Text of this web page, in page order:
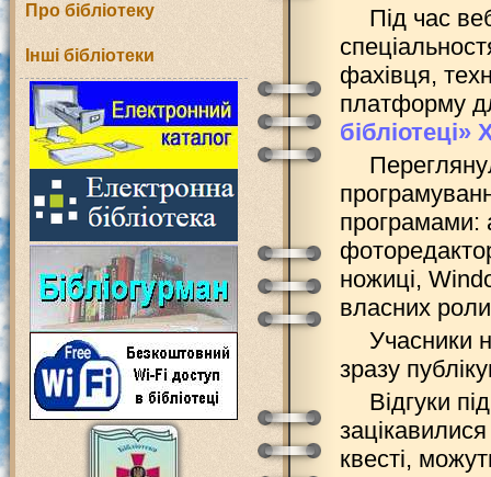
Про бібліотеку
Інші бібліотеки
Під час
фахівця,
платформу
програмами:
ножиці,
власних
Учасники
зразу
Відгуки
квесті,